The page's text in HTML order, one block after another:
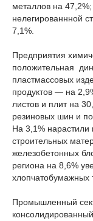
металлов на
нелегированнной
7,1%.
Предприятия
положительная
пластмассовых
продуктов — на
листов и плит на
резиновых шин и
На 3,1% нарастили
строительных
железобетонных
региона на 8,6%
хлопчатобумажных
Промышленный